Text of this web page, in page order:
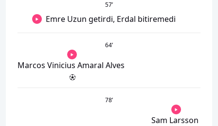
57’
Emre Uzun getirdi, Erdal bitiremedi
64’
Marcos Vinicius Amaral Alves
78’
Sam Larsson